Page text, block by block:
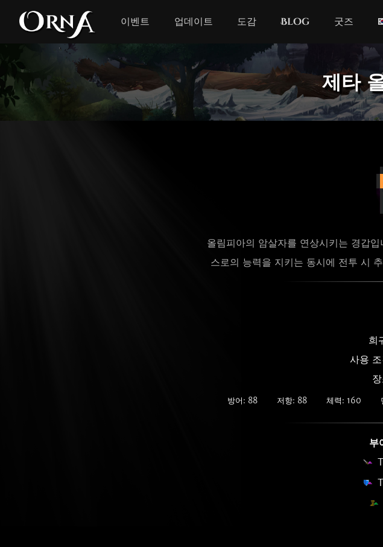
이벤트 업데이트 도감 Blog 굿즈
제타
올림피아의 암살자를 연상시키는 경갑
스로의 능력을 지키는 동시에 전투 시
희
사용
방어: 88 저항: 88 체력: 160
부